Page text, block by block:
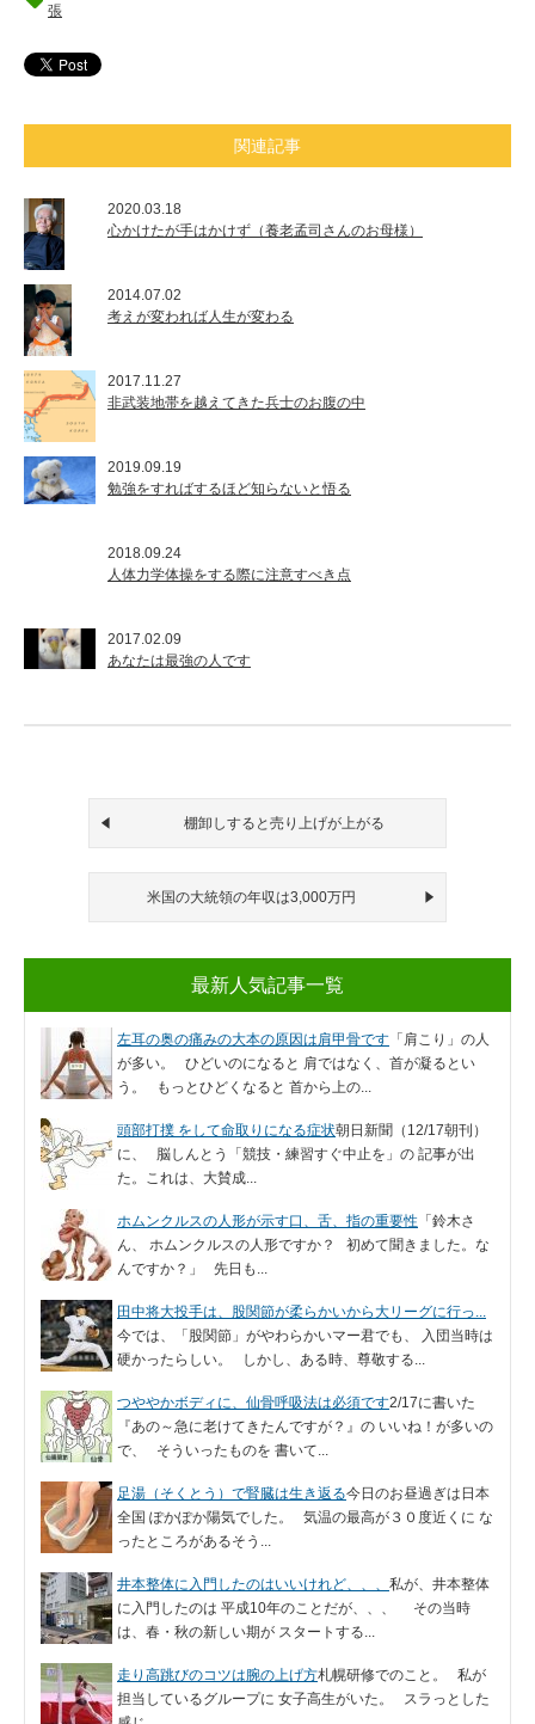
張
関連記事
2020.03.18
心かけたが手はかけず（養老孟司さんのお母様）
2014.07.02
考えが変われば人生が変わる
2017.11.27
非武装地帯を越えてきた兵士のお腹の中
2019.09.19
勉強をすればするほど知らないと悟る
2018.09.24
人体力学体操をする際に注意すべき点
2017.02.09
あなたは最強の人です
棚卸しすると売り上げが上がる
米国の大統領の年収は3,000万円
最新人気記事一覧
左耳の奥の痛みの大本の原因は肩甲骨です 「肩こり」の人
が多い。 ひどいのになると 肩ではなく、首が凝るとい
う。 もっとひどくなると 首から上の...
頭部打撲 をして命取りになる症状朝日新聞（12/17朝刊）
に、 脳しんとう「競技・練習すぐ中止を」の 記事が出
た。これは、大賛成...
ホムンクルスの人形が示す口、舌、指の重要性 「鈴木さ
ん、 ホムンクルスの人形ですか？ 初めて聞きました。な
んですか？」 先日も...
田中将大投手は、股関節が柔らかいから大リーグに行っ...
今では、「股関節」がやわらかいマー君でも、 入団当時は
硬かったらしい。 しかし、ある時、尊敬する...
つややかボディに、仙骨呼吸法は必須です2/17に書いた
『あの～急に老けてきたんですが？』の いいね！が多いの
で、 そういったものを 書いて...
足湯（そくとう）で腎臓は生き返る今日のお昼過ぎは日本
全国 ぽかぽか陽気でした。 気温の最高が３０度近くに な
ったところがあるそう...
井本整体に入門したのはいいけれど、、、 私が、井本整体
に入門したのは 平成10年のことだが、、、 その当時
は、春・秋の新しい期が スタートする...
走り高跳びのコツは腕の上げ方札幌研修でのこと。 私が
担当しているグループに 女子高生がいた。 スラっとした